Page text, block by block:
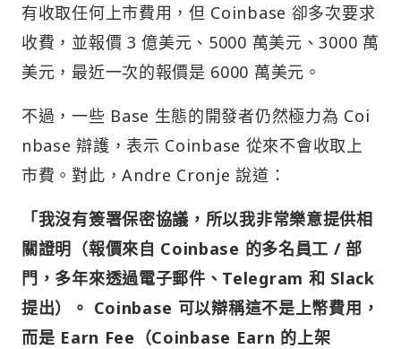
有收取任何上市費用，但 Coinbase 卻多次要求
收費，並報價 3 億美元、5000 萬美元、3000 萬
美元，最近一次的報價是 6000 萬美元。
不過，一些 Base 生態的開發者仍然極力為 Coi
nbase 辯護，表示 Coinbase 從來不會收取上
市費。對此，Andre Cronje 說道：
「我沒有簽署保密協議，所以我非常樂意提供相
關證明（報價來自 Coinbase 的多名員工 / 部
門，多年來透過電子郵件、Telegram 和 Slack
提出）。 Coinbase 可以辯稱這不是上幣費用，
而是 Earn Fee（Coinbase Earn 的上架